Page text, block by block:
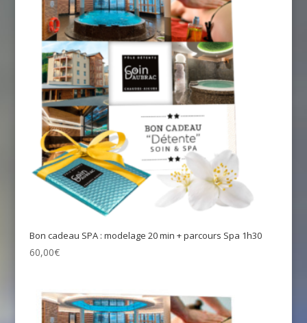
Bon cadeau SPA : modelage 20 min + parcours Spa 1h30
60,00€